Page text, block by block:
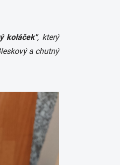
koláček", který
a chutný